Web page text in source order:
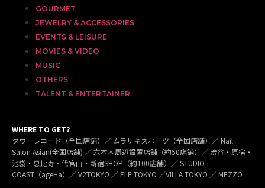
GOURMET
JEWELRY & ACCESSORIES
EVENTS & LEISURE
MOVIES & VIDEO
MUSIC
OTHERS
TALENT & ENTERTAINER
WHERE TO GET?
タワーレコード（全国店舗）／ ムラサキスポーツ（全国店舗）／ Nail
Salon Asian(全国店舗) ／ 六本木周辺設置店舗（約50店舗）／ 渋谷・原宿・
池袋・恵比寿・代官山・新宿SHOP（約100店舗）／ STUDIO
COAST（ageHa）／ V2TOKYO ／ ELE TOKYO ／VILLA TOKYO ／ MEZZO